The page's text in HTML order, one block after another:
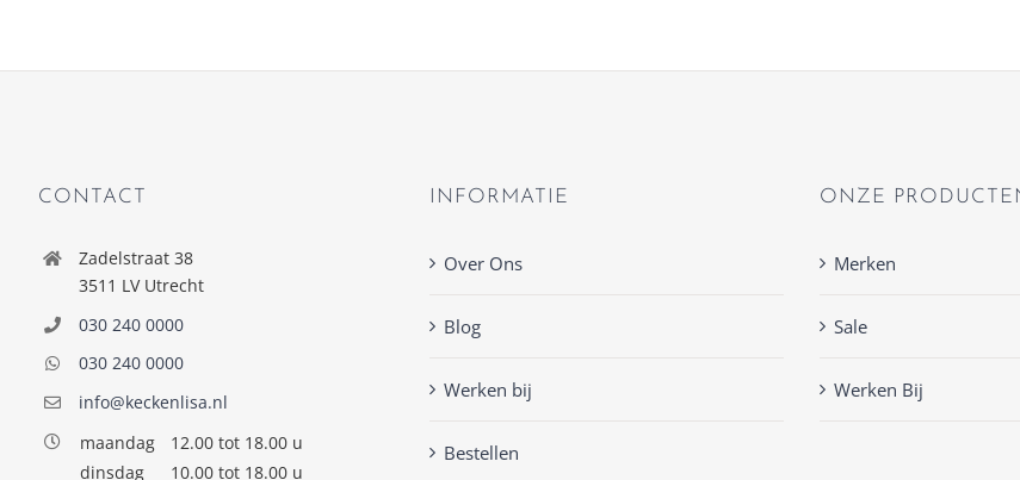
CONTACT
Zadelstraat 38
3511 LV Utrecht
030 240 0000
030 240 0000
info@keckenlisa.nl
maandag
12.00 tot 18.00 u
dinsdag
10.00 tot 18.00 u
INFORMATIE
Over Ons
Blog
Werken bij
Bestellen
ONZE
Merken
Sale
Werken Bij